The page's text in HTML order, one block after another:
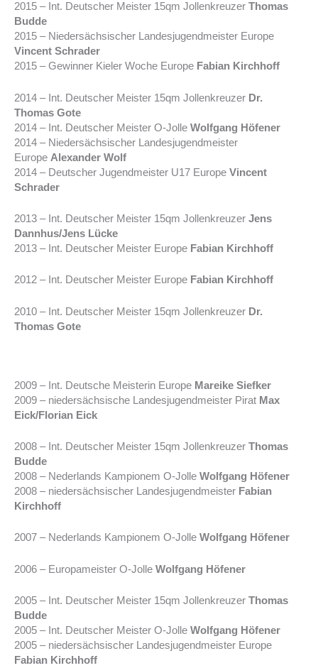
2015 – Int. Deutscher Meister 15qm Jollenkreuzer Thomas
Budde
2015 – Niedersächsischer Landesjugendmeister Europe
Vincent Schrader
2015 – Gewinner Kieler Woche Europe Fabian Kirchhoff
2014 – Int. Deutscher Meister 15qm Jollenkreuzer Dr.
Thomas Gote
2014 – Int. Deutscher Meister O-Jolle Wolfgang Höfener
2014 – Niedersächsischer Landesjugendmeister
Europe Alexander Wolf
2014 – Deutscher Jugendmeister U17 Europe Vincent
Schrader
2013 – Int. Deutscher Meister 15qm Jollenkreuzer Jens
Dannhus/Jens Lücke
2013 – Int. Deutscher Meister Europe Fabian Kirchhoff
2012 – Int. Deutscher Meister Europe Fabian Kirchhoff
2010 – Int. Deutscher Meister 15qm Jollenkreuzer Dr.
Thomas Gote
2009 – Int. Deutsche Meisterin Europe Mareike Siefker
2009 – niedersächsische Landesjugendmeister Pirat Max
Eick/Florian Eick
2008 – Int. Deutscher Meister 15qm Jollenkreuzer Thomas
Budde
2008 – Nederlands Kampionem O-Jolle Wolfgang Höfener
2008 – niedersächsischer Landesjugendmeister Fabian
Kirchhoff
2007 – Nederlands Kampionem O-Jolle Wolfgang Höfener
2006 – Europameister O-Jolle Wolfgang Höfener
2005 – Int. Deutscher Meister 15qm Jollenkreuzer Thomas
Budde
2005 – Int. Deutscher Meister O-Jolle Wolfgang Höfener
2005 – niedersächsischer Landesjugendmeister Europe
Fabian Kirchhoff